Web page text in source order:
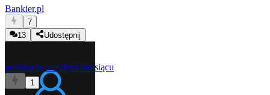
Bankier.pl
7
13
Udostępnij
mehdnplw zeszłym miesiącu
1